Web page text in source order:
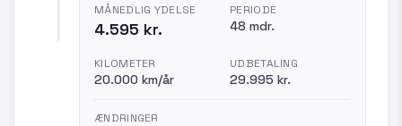
MÅNEDLIG YDELSE
4.595 kr.
PERIODE
48 mdr.
KILOMETER
20.000 km/år
UDBETALING
29.995 kr.
ÆNDRINGER